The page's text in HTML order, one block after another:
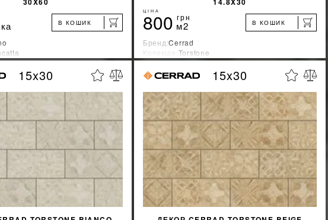
В КОШИК
Польша
ДІЗНАТИСЯ ЗНИЖКУ %
КУПИТИ
ЦІНА
800 грн
м2 В КОШИК
Бренд:Cerrad
Колекція:Torstone
Країна-виробник:Польша
ДІЗНАТИСЯ ЗНИЖКУ %
КУПИТИ
15x30 15x30